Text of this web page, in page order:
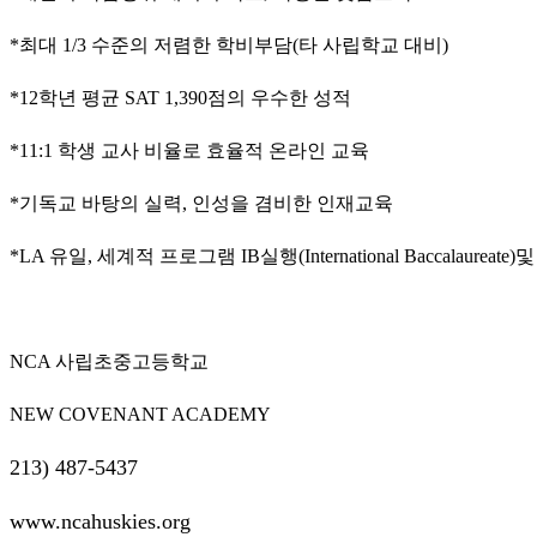
임
중
코
아
뉴
노
휴
이
트
료
*최대 1/3 수준의 저렴한 학비부담(타 사립학교 대비 )
*12학년 평균 SAT 1,390점의 우수한 성적
*11:1 학생 교사 비율로 효율적 온라인 교육
*기독교 바탕의 실력, 인성을 겸비한 인재교육
*LA 유일, 세계적 프로그램 IB실행(International Baccalaureate)및
NCA 사립초중고등학교
NEW COVENANT ACADEMY
213) 487-5437
www.ncahuskies.org